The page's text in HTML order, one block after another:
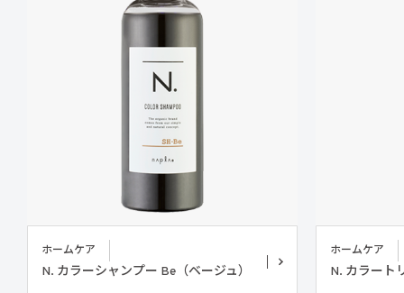
ホームケア
N. カラーシャンプー Be（ベージュ）
ホームケア
N. カラート